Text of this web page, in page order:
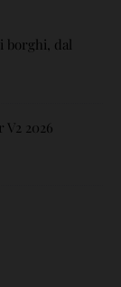
borghi, dal
2026